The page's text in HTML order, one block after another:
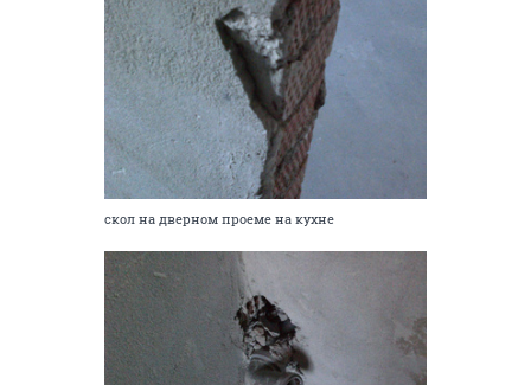
скол на дверном проеме на кухне